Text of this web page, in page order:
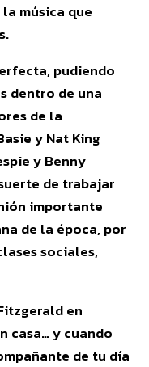
música que
pudiendo
dentro de una
de la
y Nat King
y Benny
de trabajar
importante
de la época, por
sociales,
en
casa… y cuando
de tu día